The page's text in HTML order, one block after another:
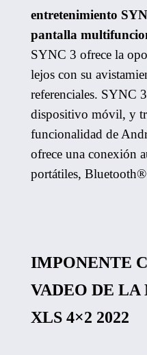
entretenimiento
pantalla
SYNC 3 ofrece la
lejos con su
referenciales. SYNC
dispositivo móvil, y
funcionalidad de
ofrece una conexión
portátiles,
IMPONENTE
VADEO DE LA
XLS 4×2 2022